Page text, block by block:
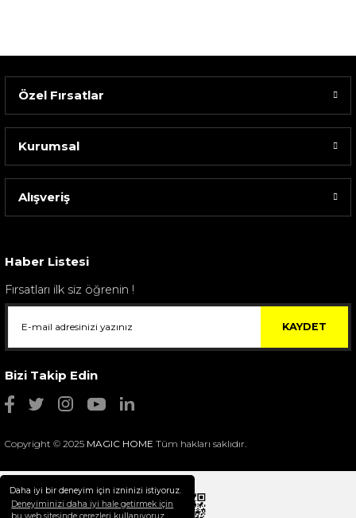
Daha iyi bir deneyim için izninizi istiyoruz.
Deneyiminizi daha iyi hale getirmek için
Sarev Elfıda Flanel Nevresim Takımı Çift Kişili...
Özel Fırsatlar
Kurumsal
Alışveriş
Haber Listesi
Fırsatları ilk siz öğrenin !
KAYDET
Bizi Takip Edin
Copyright © 2025 MAGIC HOME Tüm hakları saklıdır.